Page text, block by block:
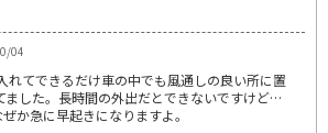
04
れてできるだけ車の中でも風通しの良い所に置
ました。長時間の外出だとできないですけど…
か急に早起きになりますよ。